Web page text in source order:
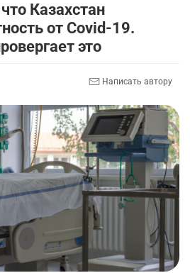
Казахстан
от Covid-19.
это
Написать автору